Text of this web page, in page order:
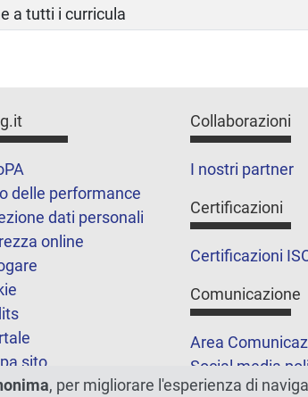
a tutti i curricula
delle performance
dati personali
online
sito
Collaborazioni
I nostri partner
Certificazioni
Certificazioni
Comunicazione
Area
Social media
Podcast
, per migliorare l'esperienza di